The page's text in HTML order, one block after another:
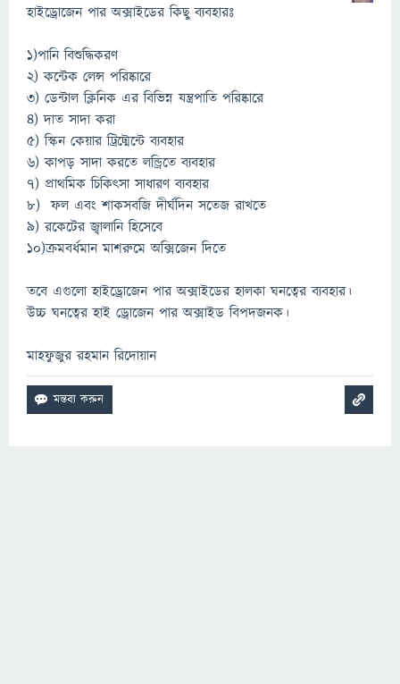
হাইড্রোজেন পার অক্সাইডের কিছু ব্যবহারঃ
১)পানি বিশুদ্ধিকরণ
২) কন্টেক লেন্স পরিষ্কারে
৩) ডেন্টাল ক্লিনিক এর বিভিন্ন যন্ত্রপাতি পরিষ্কারে
৪) দাত সাদা করা
৫) স্কিন কেয়ার ট্রিট্মেন্টে ব্যবহার
৬) কাপড় সাদা করতে লন্ড্রিতে ব্যবহার
৭) প্রাথমিক চিকিৎসা সাধারণ ব্যবহার
8) ফল এবং শাকসবজি দীর্ঘদিন সতেজ রাখতে
৯) রকেটের জ্বালানি হিসেবে
১০)ক্রমবর্ধমান মাশরুমে অক্সিজেন দিতে
তবে এগুলো হাইড্রোজেন পার অক্সাইডের হালকা ঘনত্বের ব্যবহার।
উচ্চ ঘনত্বের হাই ড্রোজেন পার অক্সাইড বিপদজনক।
মাহফুজুর রহমান রিদোয়ান